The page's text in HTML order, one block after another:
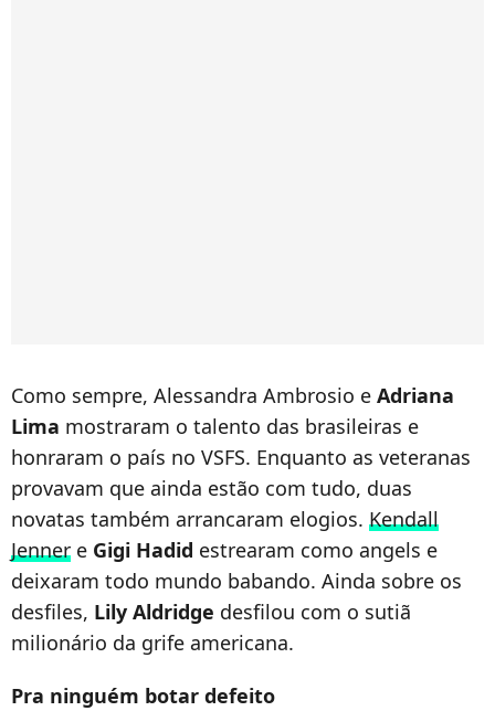
Como sempre, Alessandra Ambrosio e Adriana
Lima mostraram o talento das brasileiras e
honraram o país no VSFS. Enquanto as veteranas
provavam que ainda estão com tudo, duas
novatas também arrancaram elogios. Kendall
Jenner e Gigi Hadid estrearam como angels e
deixaram todo mundo babando. Ainda sobre os
desfiles, Lily Aldridge desfilou com o sutiã
milionário da grife americana.
Pra ninguém botar defeito